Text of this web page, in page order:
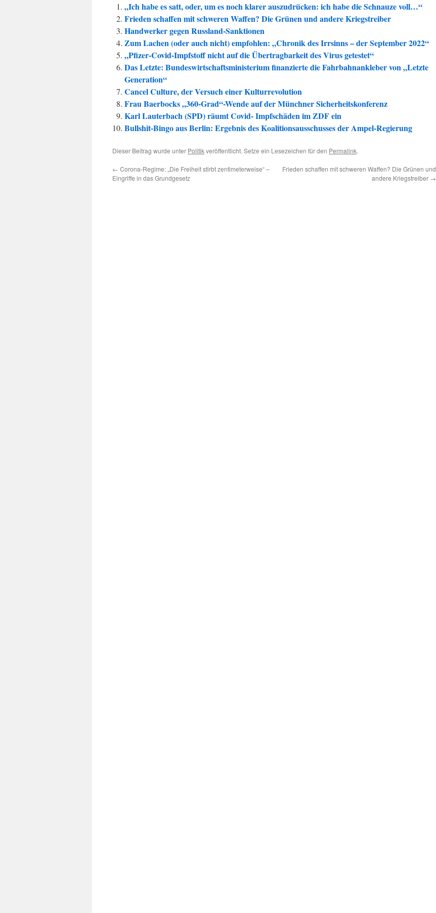
„Ich habe es satt, oder, um es noch klarer auszudrücken: ich habe die Schnauze voll…“
Frieden schaffen mit schweren Waffen? Die Grünen und andere Kriegstreiber
Handwerker gegen Russland-Sanktionen
Zum Lachen (oder auch nicht) empfohlen: „Chronik des Irrsinns – der September 2022“
„Pfizer-Covid-Impfstoff nicht auf die Übertragbarkeit des Virus getestet“
Das Letzte: Bundeswirtschaftsministerium finanzierte die Fahrbahnankleber von „Letzte
Generation“
Cancel Culture, der Versuch einer Kulturrevolution
Frau Baerbocks „360-Grad“-Wende auf der Münchner Sicherheitskonferenz
Karl Lauterbach (SPD) räumt Covid- Impfschäden im ZDF ein
Bullshit-Bingo aus Berlin: Ergebnis des Koalitionsausschusses der Ampel-Regierung
Dieser Beitrag wurde unter Politikveröffentlicht. Setze ein Lesezeichen für den Permalink.
← Corona-Regime: „Die Freiheit stirbt zentimeterweise“ –
Eingriffe in das Grundgesetz
Frieden schaffen mit schweren Waffen? Die Grünen und
andere Kriegstreiber →